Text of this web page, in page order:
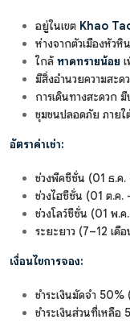
อยู่ในเขต Khao
ห่างจากตัวเมืองหัวหิ
ใกล้ หาดทรายน้อย
มีสิ่งอำนวยความสะ
การเดินทางสะดวก
ชุมชนปลอดภัย ภายใ
อัตราค่าเช่า:
ช่วงพีคซีซั่น (01 ธ.ค
ช่วงไฮซีซั่น (01 ต.ค
ช่วงโลว์ซีซั่น (01 พ
ระยะยาว (7–12 เ
เงื่อนไขการจอง:
ชำระเงินมัดจำ 50%
ชำระเงินส่วนที่เหลือ